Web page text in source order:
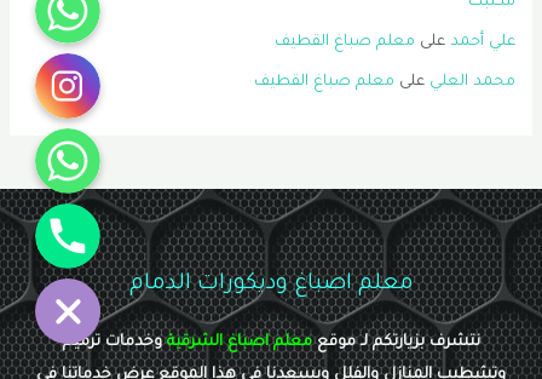
علي أحمد على معلم صباغ القطيف
محمد العلي على معلم صباغ القطيف
معلم اصباغ وديكورات الدمام
نتشرف بزيارتكم لـ موقعمعلم اصباغ الشرقيةوخدمات ترميم
وتشطيب المنازل والفلل ويسعدنا في هذا الموقع عرض خدماتنا في
انستقرام
واتساب
جوال